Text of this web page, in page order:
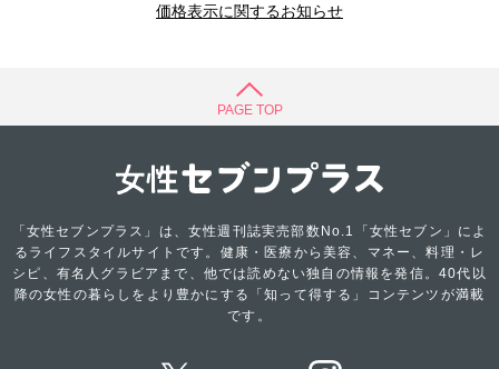
価格表示に関するお知らせ
PAGE TOP
「女性セブンプラス」は、女性週刊誌実売部数No.1「女性セブン」によ
るライフスタイルサイトです。健康・医療から美容、マネー、料理・レ
シピ、有名人グラビアまで、他では読めない独自の情報を発信。40代以
降の女性の暮らしをより豊かにする「知って得する」コンテンツが満載
です。